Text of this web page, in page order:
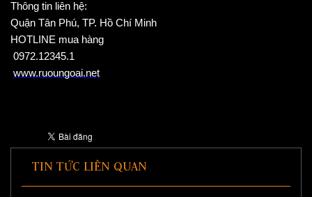
Thông tin liên hệ:
Quận Tân Phú, TP. Hồ Chí Minh
HOTLINE mua hàng
0972.12345.1
www.ruoungoai.net
TIN TỨC LIÊN QUAN